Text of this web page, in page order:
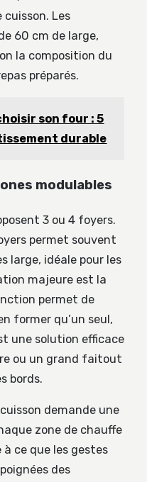
Les
60 cm de large,
la composition du
préparés.
son four : 5
durable
modulables
3 ou 4 foyers.
permet souvent
large, idéale pour les
majeure est la
permet de
former qu’un seul,
une solution efficace
ou un grand faitout
bords.
demande une
zone de chauffe
ce que les gestes
des